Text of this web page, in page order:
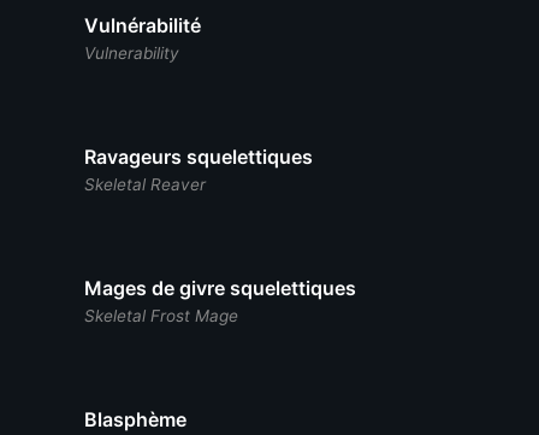
Vulnérabilité
Vulnerability
Ravageurs squelettiques
Skeletal Reaver
Mages de givre squelettiques
Skeletal Frost Mage
Blasphème